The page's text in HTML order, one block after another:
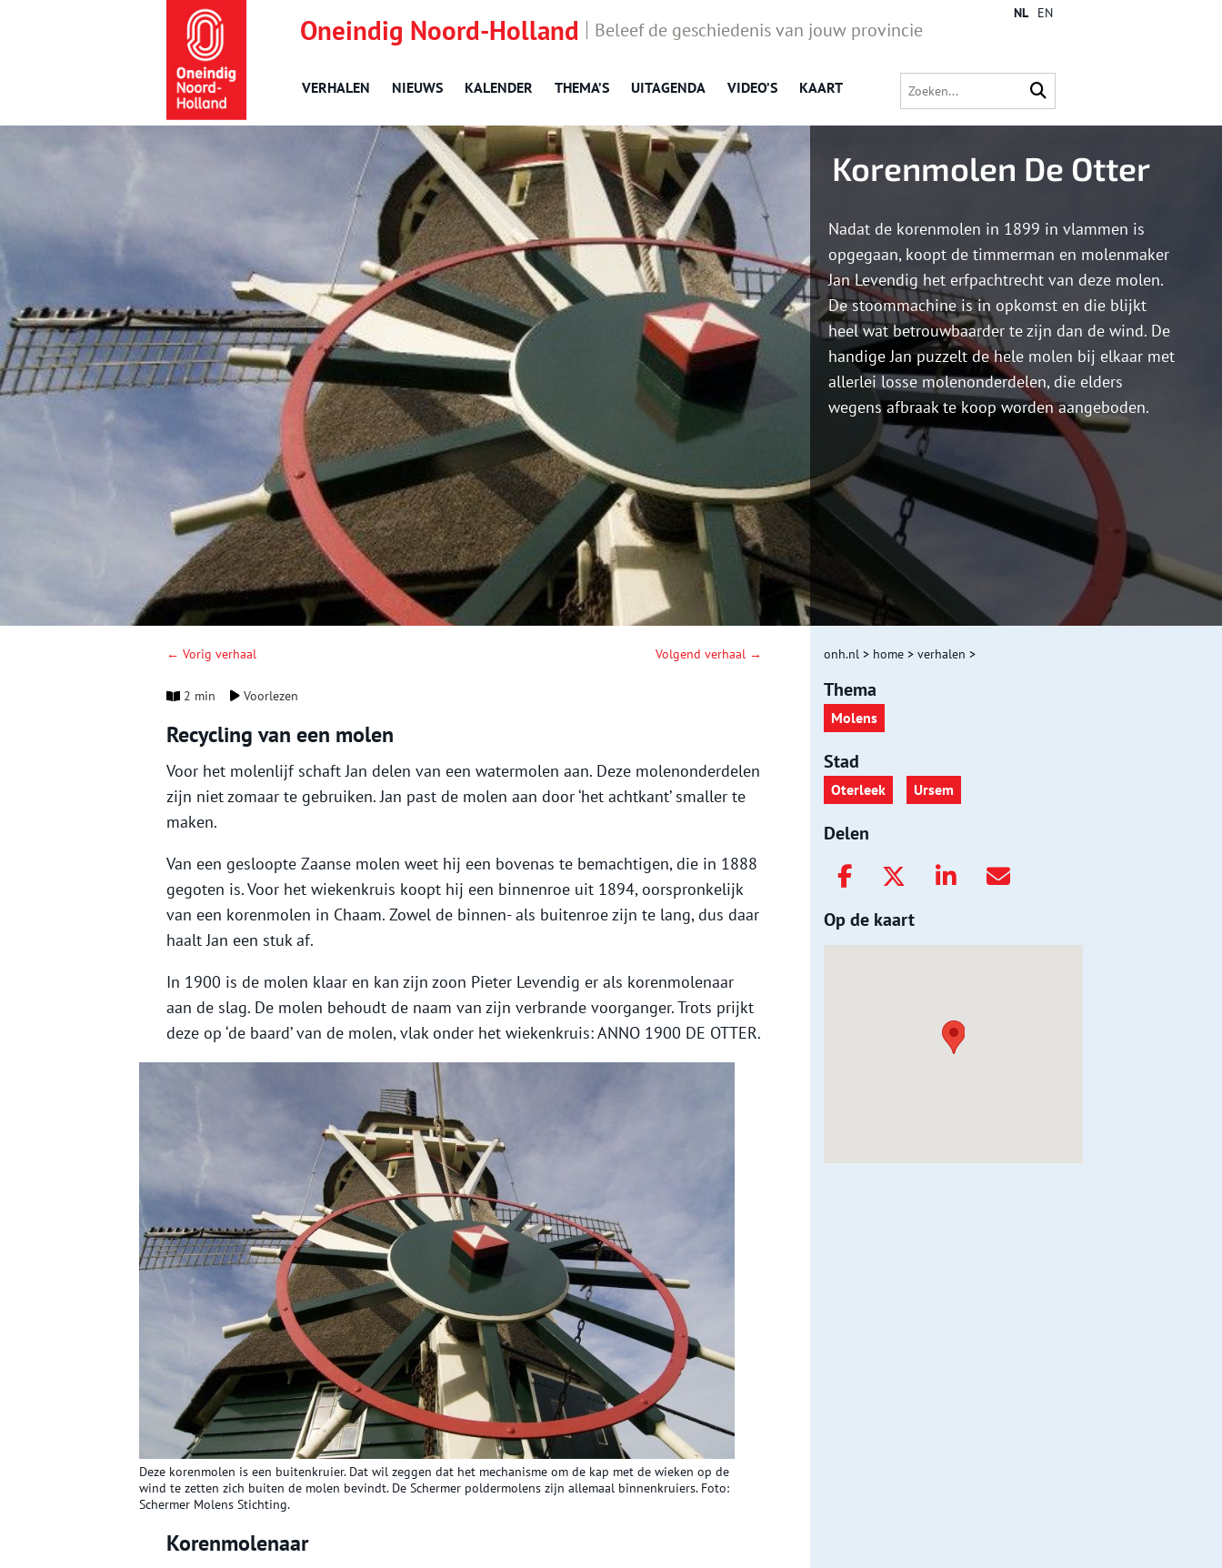
Oneindig Noord-Holland Beleef de geschiedenis van jouw provincie
VERHALEN NIEUWS KALENDER THEMA’S UITAGENDA VIDEO’S KAART
NL EN
Korenmolen De Otter
Nadat de korenmolen in 1899 in vlammen is
opgegaan, koopt de timmerman en molenmaker
Jan Levendig het erfpachtrecht van deze molen.
De stoommachine is in opkomst en die blijkt
heel wat betrouwbaarder te zijn dan de wind. De
handige Jan puzzelt de hele molen bij elkaar met
allerlei losse molenonderdelen, die elders
wegens afbraak te koop worden aangeboden.
← Vorig verhaal Volgend verhaal →
2 min Voorlezen
Recycling van een molen
Voor het molenlijf schaft Jan delen van een watermolen aan. Deze molenonderdelen
zijn niet zomaar te gebruiken. Jan past de molen aan door ‘het achtkant’ smaller te
maken.
Van een gesloopte Zaanse molen weet hij een bovenas te bemachtigen, die in 1888
gegoten is. Voor het wiekenkruis koopt hij een binnenroe uit 1894, oorspronkelijk
van een korenmolen in Chaam. Zowel de binnen- als buitenroe zijn te lang, dus daar
haalt Jan een stuk af.
In 1900 is de molen klaar en kan zijn zoon Pieter Levendig er als korenmolenaar
aan de slag. De molen behoudt de naam van zijn verbrande voorganger. Trots prijkt
deze op ‘de baard’ van de molen, vlak onder het wiekenkruis: ANNO 1900 DE OTTER.
Deze korenmolen is een buitenkruier. Dat wil zeggen dat het mechanisme om de kap met de wieken op de
wind te zetten zich buiten de molen bevindt. De Schermer poldermolens zijn allemaal binnenkruiers. Foto:
Schermer Molens Stichting.
Korenmolenaar
onh.nl > home > verhalen >
Thema
Molens
Stad
Oterleek Ursem
Delen
Op de kaart